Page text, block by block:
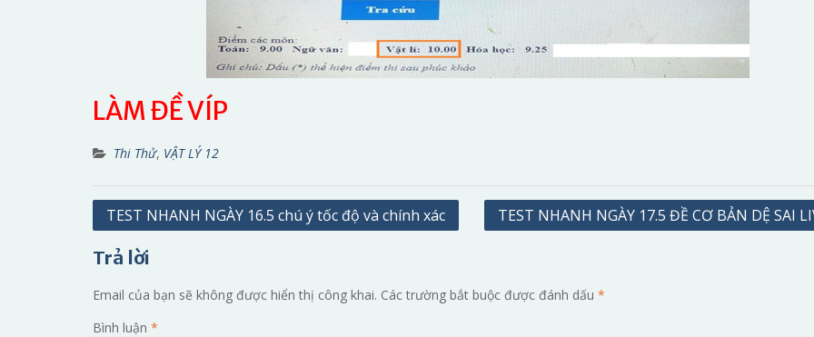
LÀM ĐỀ VÍP
Thi Thử, VẬT LÝ 12
Điều
bài
viết
TEST NHANH NGÀY 16.5 chú ý tốc độ và chính xác TEST NHANH NGÀY 17.5 ĐỀ CƠ BẢN DỆ SAI
Trả lời
Email của bạn sẽ không được hiển thị công khai. Các trường bắt buộc được đánh dấu *
Bình luận *